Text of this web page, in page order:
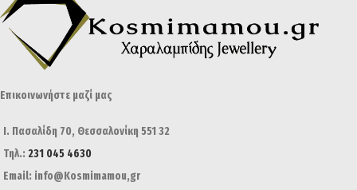
Επικοινωνήστε μαζί μας
Ι. Πασαλίδη 70, Θεσσαλονίκη 551 32
Τηλ.: 231 045 4630
Email: info@Kosmimamou,gr